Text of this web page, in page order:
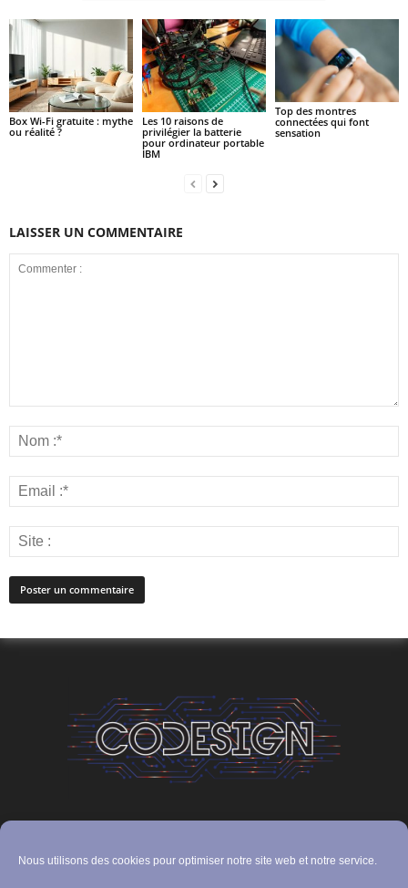
Nous utilisons des cookies pour optimiser notre site web et notre service.
Box Wi-Fi gratuite : mythe
ou réalité ?
Les 10 raisons de
privilégier la batterie
pour ordinateur portable
IBM
Top des montres
connectées qui font
sensation
LAISSER UN COMMENTAIRE